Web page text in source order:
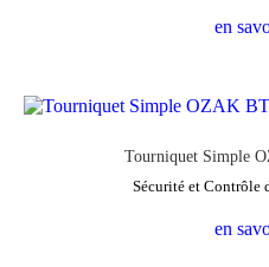
en
Tourniquet Simple
Sécurité et Contrôle
en